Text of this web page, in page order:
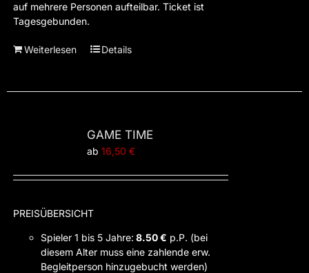
auf mehrere Personen aufteilbar. Ticket ist
Tagesgebunden.
Weiterlesen Details
GAME TIME
ab 16,50 €
PREISÜBERSICHT
Spieler 1 bis 5 Jahre: 8.50 € p.P. (bei
diesem Alter muss eine zahlende erw.
Begleitperson hinzugebucht werden)